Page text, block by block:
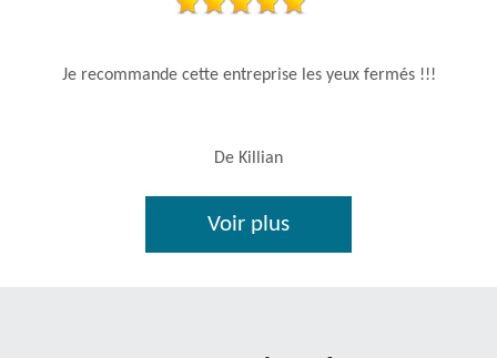
Je recommande cette entreprise les yeux fermés !!!
De Killian
Voir plus